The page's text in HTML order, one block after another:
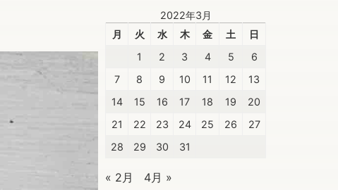
2022年3月
月
火 水 木 金 土
日
1
2 3 4 5
6
7
8 9 10 11 12
13
14
15 16 17 18 19
20
21
22 23 24 25 26
27
28
29 30 31
« 2月 4月 »